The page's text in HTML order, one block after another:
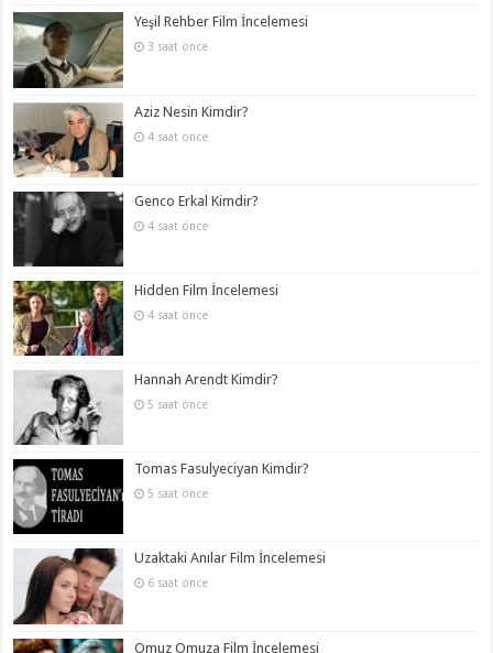
Yeşil Rehber Film İncelemesi
3 saat önce
Aziz Nesin Kimdir?
4 saat önce
Genco Erkal Kimdir?
4 saat önce
Hidden Film İncelemesi
4 saat önce
Hannah Arendt Kimdir?
5 saat önce
Tomas Fasulyeciyan Kimdir?
5 saat önce
Uzaktaki Anılar Film İncelemesi
6 saat önce
Omuz Omuza Film İncelemesi